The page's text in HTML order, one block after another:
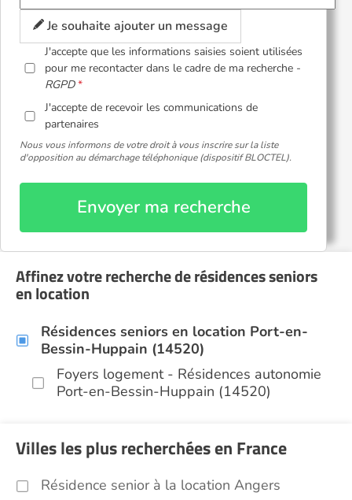
Je souhaite ajouter un message
J'accepte que les informations saisies soient utilisées
pour me recontacter dans le cadre de ma recherche -
RGPD
J'accepte de recevoir les communications de
partenaires
Nous vous informons de votre droit à vous inscrire sur la liste
d'opposition au démarchage téléphonique (dispositif BLOCTEL).
Envoyer ma recherche
Affinez votre recherche de résidences seniors
en location
Résidences seniors en location Port-en-
Bessin-Huppain (14520)
Foyers logement - Résidences autonomie
Port-en-Bessin-Huppain (14520)
Villes les plus recherchées en France
Résidence senior à la location Angers